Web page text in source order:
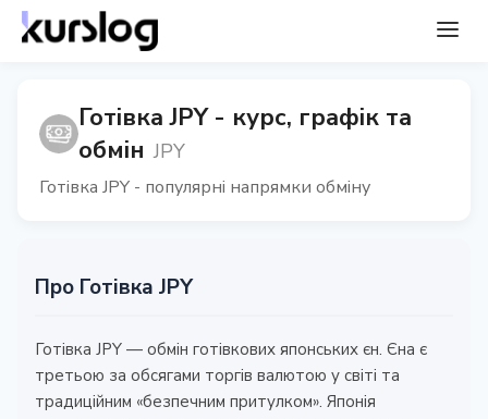
Готівка JPY - курс, графік та
обмін JPY
Готівка JPY - популярні напрямки обміну
Про Готівка JPY
Готівка JPY — обмін готівкових японських єн. Єна є
третьою за обсягами торгів валютою у світі та
традиційним «безпечним притулком». Японія